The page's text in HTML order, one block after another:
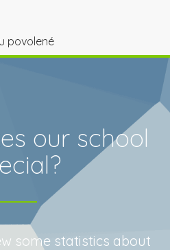
povolenéu
textu
our school
some statistics about